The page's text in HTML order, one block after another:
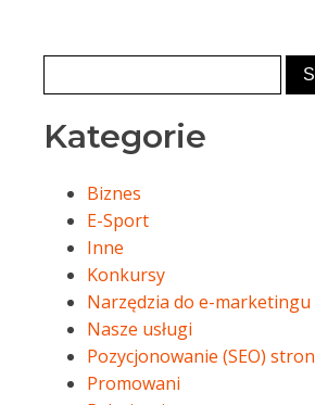
Kategorie
Biznes
E-Sport
Inne
Konkursy
Narzędzia do e-marketingu
Nasze usługi
Pozycjonowanie (SEO) stron
Promowani